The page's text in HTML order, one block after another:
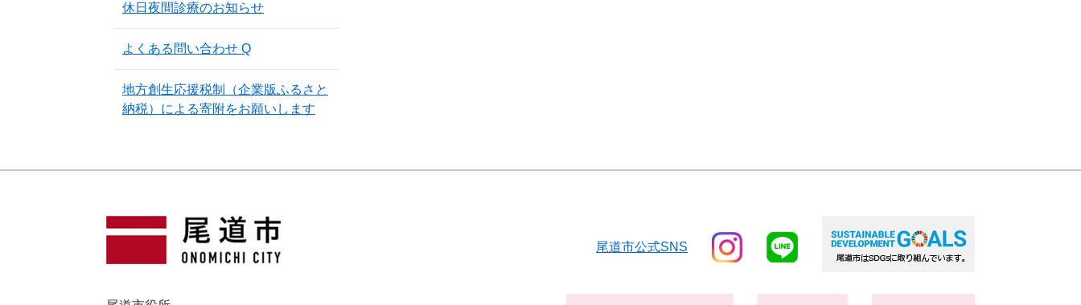
休日夜間診療のお知らせ
よくある問い合わせ Q
地方創生応援税制（企業版ふるさと
納税）による寄附をお願いします
尾道市公式SNS